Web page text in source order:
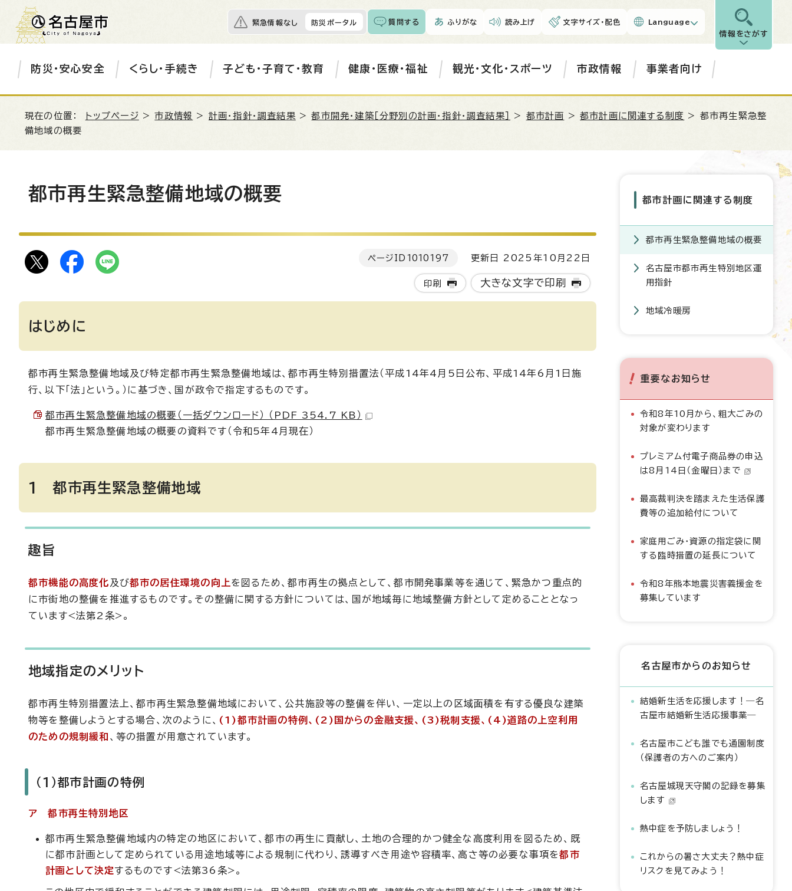
緊急情報なし 防災ポータル 質問する ふりがな 読み上げ 文字サイズ・配色 Language
情報をさがす
防災・安心安全 くらし・手続き 子ども・子育て・教育 健康・医療・福祉 観光・文化・スポーツ 市政情報 事業者向け
現在の位置： トップページ >市政情報 > 計画・指針・調査結果 >都市開発・建築［分野別の計画・指針・調査結果］ > 都市計画 >都市計画に関連する制度 > 都市再生緊急整
備地域の概要
都市再生緊急整備地域の概要
ページID 1010197 更新日 2025年10月22日
印刷 大きな文字で印刷
はじめに
都市再生緊急整備地域及び特定都市再生緊急整備地域は、都市再生特別措置法（平成14年4月5日公布、平成14年6月1日施
行、以下「法」という。）に基づき、国が政令で指定するものです。
都市再生緊急整備地域の概要（一括ダウンロード） （PDF 354.7 KB）
都市再生緊急整備地域の概要の資料です（令和5年4月現在）
1 都市再生緊急整備地域
趣旨
都市機能の高度化 及び都市の居住環境の向上を図るため、都市再生の拠点として、都市開発事業等を通じて、緊急かつ重点的
に市街地の整備を推進するものです。その整備に関する方針については、国が地域毎に地域整備方針として定めることとなっ
ています<法第2条>。
地域指定のメリット
都市再生特別措置法上、都市再生緊急整備地域において、公共施設等の整備を伴い、一定以上の区域面積を有する優良な建築
物等を整備しようとする場合、次のように、
(1)都市計画の特例、(2)国からの金融支援、(3)税制支援、(4)道路の上空利用
のための規制緩和 、等の措置が用意されています。
（1）都市計画の特例
ア 都市再生特別地区
都市再生緊急整備地域内の特定の地区において、都市の再生に貢献し、土地の合理的かつ健全な高度利用を図るため、既
に都市計画として定められている用途地域等による規制に代わり、誘導すべき用途や容積率、高さ等の必要な事項を都市
計画として決定するものです<法第36条>。
都市計画に関連する制度
都市再生緊急整備地域の概要
名古屋市都市再生特別地区運
用指針
地域冷暖房
重要なお知らせ
令和8年10月から、粗大ごみの
対象が変わります
プレミアム付電子商品券の申込
は8月14日（金曜日）まで
最高裁判決を踏まえた生活保護
費等の追加給付について
家庭用ごみ・資源の指定袋に関
する臨時措置の延長について
令和8年熊本地震災害義援金を
募集しています
名古屋市からのお知らせ
結婚新生活を応援します！―名
古屋市結婚新生活応援事業―
名古屋市こども誰でも通園制度
（保護者の方へのご案内）
名古屋城現天守閣の記録を募集
します
熱中症を予防しましょう！
これからの暑さ大丈夫？熱中症
リスクを見てみよう！